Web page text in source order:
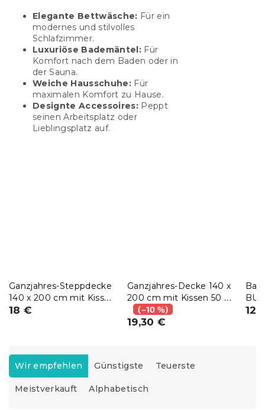
Elegante Bettwäsche: Für ein
modernes und stilvolles
Schlafzimmer.
Luxuriöse Bademäntel: Für
Komfort nach dem Baden oder in
der Sauna.
Weiche Hausschuhe: Für
maximalen Komfort zu Hause.
Designte Accessoires: Peppt
seinen Arbeitsplatz oder
Lieblingsplatz auf.
Ganzjahres-Steppdecke
140 x 200 cm mit Kissen
BASIC 70 x 90 cm
18 €
Ganzjahres-Decke 140 x
200 cm mit Kissen 50 x
70 cm
(–10 %)
19,30 €
P
o
d
Wir empfehlen Günstigste Teuerste
Meistverkauft Alphabetisch